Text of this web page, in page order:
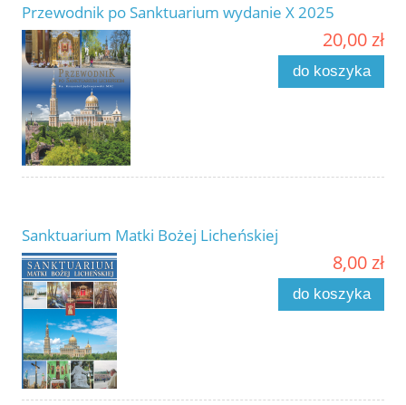
Przewodnik po Sanktuarium wydanie X 2025
20,00 zł
do koszyka
Sanktuarium Matki Bożej Licheńskiej
8,00 zł
do koszyka